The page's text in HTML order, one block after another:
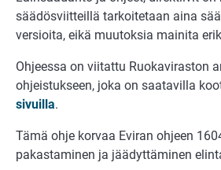
säädösviitteillä tarkoitetaan aina
versioita, eikä muutoksia mainita
Ohjeessa on viitattu Ruokaviraston
ohjeistukseen, joka on saatavilla
sivuilla.
Tämä ohje korvaa Eviran ohjeen
pakastaminen ja jäädyttäminen